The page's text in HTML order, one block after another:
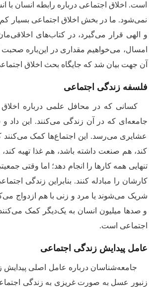
است. اخلاق اجتماعی درباره رابطه انسان
نمی‌شود. ما در بخش اخلاق اجتماعی بسیار
و الهی قرار می‌گیرد، در کتاب‌های
امسال، می‌خواهیم مقداری در این‌باره
آن جهت بیان شد که جایگاه بحث اخلاق
فلسفه زندگی اجتماعی
کسانی که در محافل علمی درباره
جامعه‌ای که در آن زندگی می‌کنند. این داد
عشایری می‌رسد. این اجتماع‌‌ها کمک می‌کنند
کند، هم صنعت داشته باشد، هم غذا تهیه
تنهایی همه کارها را انجام دهد؛ اما وقتی
کارشان را مبادله کنند. بنابراین زندگی
شریک می‌شوند یا مرد و زنی با هم ازدواج
و صدها میلیون انسان به یک‌دیگر کمک
اجتماعی است.
عامل پیدایش زندگی اجتماعی
جامعه‌شناسان درباره عامل اصلی پیدایش
زنبور عسل به صورت غریزی به زندگی